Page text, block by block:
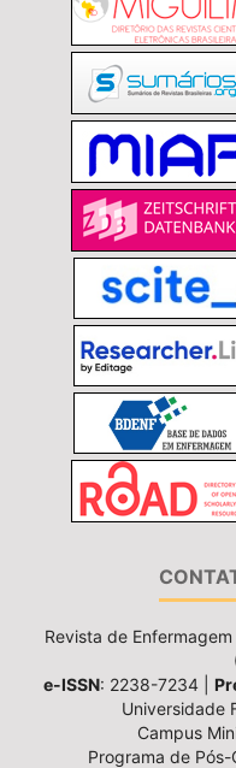
Revista de
e-ISSN: 2238-7234 |
Universidade
Campus
Programa de